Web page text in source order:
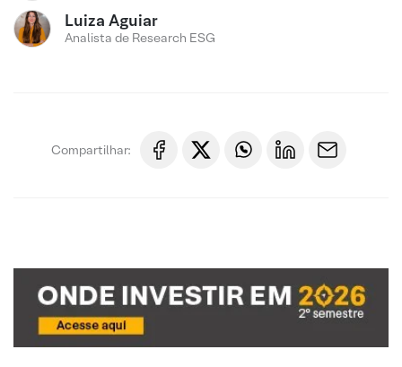
Luiza Aguiar
Analista de Research ESG
Compartilhar: